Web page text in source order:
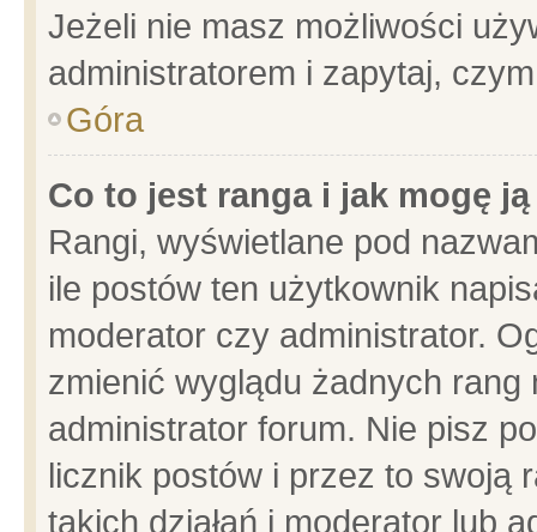
Jeżeli nie masz możliwości
administratorem i zapytaj,
Góra
Co to jest ranga i jak mogę
Rangi, wyświetlane pod
ile postów ten użytkownik
moderator czy administrator.
zmienić wyglądu żadnych
administrator forum. Nie pisz
licznik postów i przez to swoją
takich działań i moderator lub